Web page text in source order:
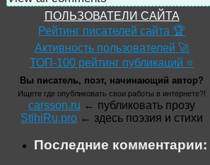
ПОЛЬЗОВАТЕЛИ САЙТА
Рейтинг писателей сайта 🏆
Активность пользователей 🚀
ТОП-100 рейтинг публикаций ⭐
Вы писатель, поэт, начинающий автор?
Ищете где опубликовать свои работы в интернете?!
carsson.ru ← публиковать прозу
StihiRu.pro ← здесь поэзия и стихи
Последние комментарии: